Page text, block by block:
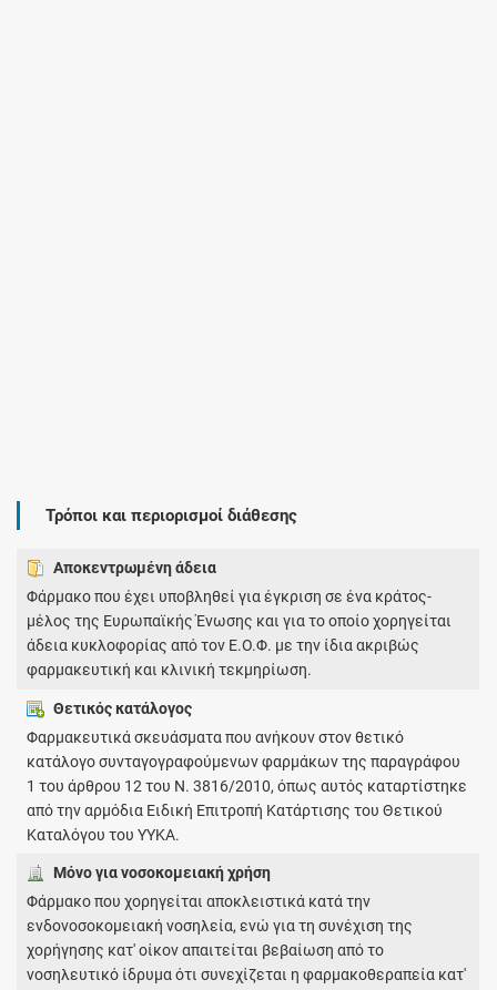
Τρόποι και περιορισμοί διάθεσης
Αποκεντρωμένη άδεια
Φάρμακο που έχει υποβληθεί για έγκριση σε ένα κράτος-
μέλος της Ευρωπαϊκής Ένωσης και για το οποίο χορηγείται
άδεια κυκλοφορίας από τον Ε.Ο.Φ. με την ίδια ακριβώς
φαρμακευτική και κλινική τεκμηρίωση.
Θετικός κατάλογος
Φαρμακευτικά σκευάσματα που ανήκουν στον θετικό
κατάλογο συνταγογραφούμενων φαρμάκων της παραγράφου
1 του άρθρου 12 του Ν. 3816/2010, όπως αυτός καταρτίστηκε
από την αρμόδια Ειδική Επιτροπή Κατάρτισης του Θετικού
Καταλόγου του ΥΥΚΑ.
Μόνο για νοσοκομειακή χρήση
Φάρμακο που χορηγείται αποκλειστικά κατά την
ενδονοσοκομειακή νοσηλεία, ενώ για τη συνέχιση της
χορήγησης κατ' οίκον απαιτείται βεβαίωση από το
νοσηλευτικό ίδρυμα ότι συνεχίζεται η φαρμακοθεραπεία κατ'